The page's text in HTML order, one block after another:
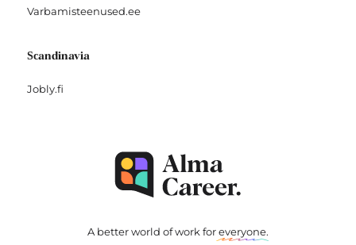
Varbamisteenused.ee
Scandinavia
Jobly.fi
A better world of work foreveryone.